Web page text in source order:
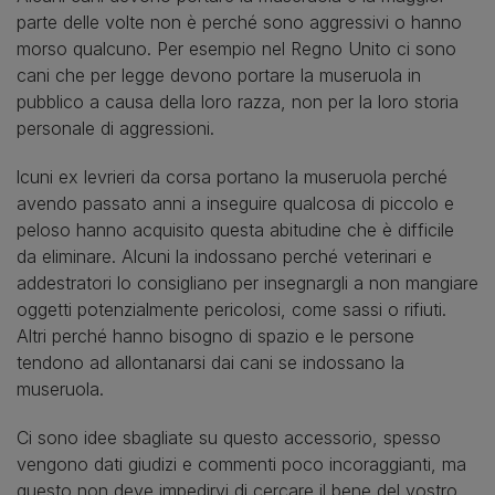
parte delle volte non è perché sono aggressivi o hanno
morso qualcuno. Per esempio nel Regno Unito ci sono
cani che per legge devono portare la museruola in
pubblico a causa della loro razza, non per la loro storia
personale di aggressioni.
lcuni ex levrieri da corsa portano la museruola perché
avendo passato anni a inseguire qualcosa di piccolo e
peloso hanno acquisito questa abitudine che è difficile
da eliminare. Alcuni la indossano perché veterinari e
addestratori lo consigliano per insegnargli a non mangiare
oggetti potenzialmente pericolosi, come sassi o rifiuti.
Altri perché hanno bisogno di spazio e le persone
tendono ad allontanarsi dai cani se indossano la
museruola.
Ci sono idee sbagliate su questo accessorio, spesso
vengono dati giudizi e commenti poco incoraggianti, ma
questo non deve impedirvi di cercare il bene del vostro